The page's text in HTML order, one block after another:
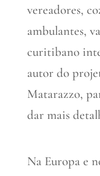
vereadores,
ambulantes,
curitibano
autor do
Matarazzo,
dar mais
Na Europa e